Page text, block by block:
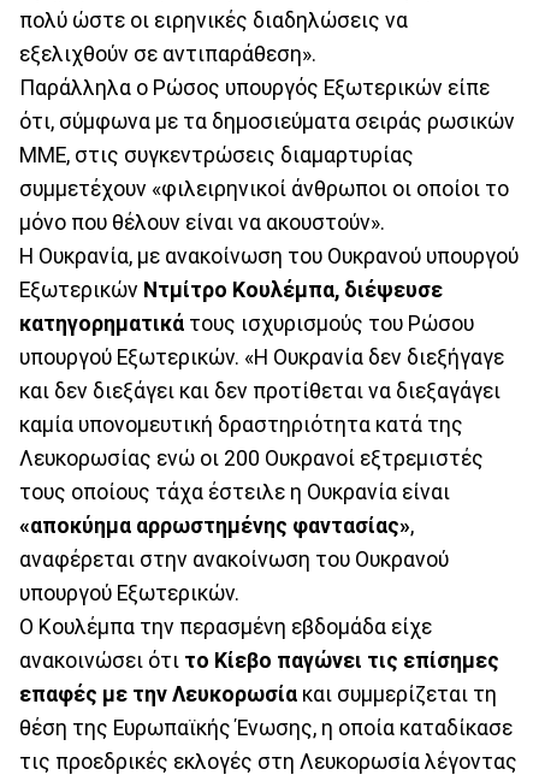
πολύ ώστε οι ειρηνικές διαδηλώσεις να
εξελιχθούν σε αντιπαράθεση».
Παράλληλα ο Ρώσος υπουργός Εξωτερικών είπε
ότι, σύμφωνα με τα δημοσιεύματα σειράς ρωσικών
ΜΜΕ, στις συγκεντρώσεις διαμαρτυρίας
συμμετέχουν «φιλειρηνικοί άνθρωποι οι οποίοι το
μόνο που θέλουν είναι να ακουστούν».
Η Ουκρανία, με ανακοίνωση του Ουκρανού υπουργού
Εξωτερικών Ντμίτρο Κουλέμπα, διέψευσε
κατηγορηματικά τους ισχυρισμούς του Ρώσου
υπουργού Εξωτερικών. «Η Ουκρανία δεν διεξήγαγε
και δεν διεξάγει και δεν προτίθεται να διεξαγάγει
καμία υπονομευτική δραστηριότητα κατά της
Λευκορωσίας ενώ οι 200 Ουκρανοί εξτρεμιστές
τους οποίους τάχα έστειλε η Ουκρανία είναι
«αποκύημα αρρωστημένης φαντασίας»,
αναφέρεται στην ανακοίνωση του Ουκρανού
υπουργού Εξωτερικών.
Ο Κουλέμπα την περασμένη εβδομάδα είχε
ανακοινώσει ότι το Κίεβο παγώνει τις επίσημες
επαφές με την Λευκορωσία και συμμερίζεται τη
θέση της Ευρωπαϊκής Ένωσης, η οποία καταδίκασε
τις προεδρικές εκλογές στη Λευκορωσία λέγοντας